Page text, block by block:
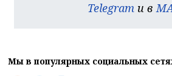
Telegram и в
Мы в популярных социальных